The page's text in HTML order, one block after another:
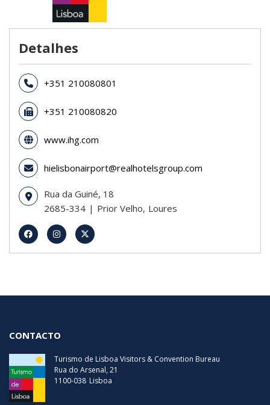
Detalhes
+351 210080801
+351 210080820
www.ihg.com
hielisbonairport@realhotelsgroup.com
Rua da Guiné, 18
2685-334
Prior Velho Loures
CONTACTO
Turismo de Lisboa Visitors & Convention Bureau
Rua do Arsenal, 21
1100-038 Lisboa